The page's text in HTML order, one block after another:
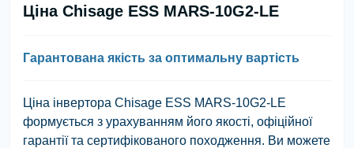
Ціна Chisage ESS MARS-10G2-LE
Гарантована якість за оптимальну вартість
Ціна інвертора Chisage ESS MARS-10G2-LE
формується з урахуванням його якості, офіційної
гарантії та сертифікованого походження. Ви можете